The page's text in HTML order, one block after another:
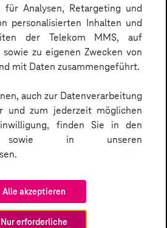
Analysen, Retargeting und
personalisierten Inhalten und
der Telekom MMS, auf
zu eigenen Zwecken von
mit Daten zusammengeführt.
auch zur Datenverarbeitung
und zum jederzeit möglichen
finden Sie in den
sowie in unseren
Alle akzeptieren
Nur erforderliche
leicht gemacht:
Schritte, um
zu erfüllen, Vertrauen zu
sicher zu gestalten – inklusive
zum Download.